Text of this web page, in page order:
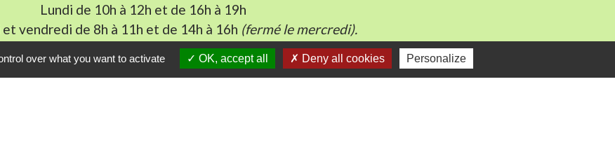
Lundi de 10h à 12h et de 16h à 19h
vendredi de 8h à 11h et de 14h à 16h (fermé le mercredi).
E-mail : mairie.danne-4-vents.57@orange.fr
over what you want to activate OK, accept all Deny all cookies Personalize